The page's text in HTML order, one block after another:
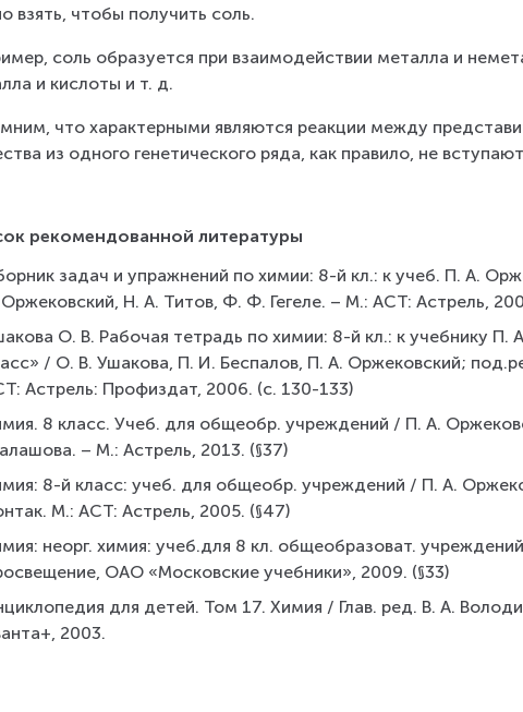
взять, чтобы получить соль.
соль образуется при взаимодействии металла и
и кислоты и т. д.
что характерными являются реакции между
из одного генетического ряда, как правило, не
рекомендованной литературы
задач и упражнений по химии: 8-й кл.: к учеб. П. А.
Н. А. Титов, Ф. Ф. Гегеле. – М.: АСТ: Астрель,
О. В. Рабочая тетрадь по химии: 8-й кл.: к учебнику П.
/ О. В. Ушакова, П. И. Беспалов, П. А. Оржековский;
Астрель: Профиздат, 2006. (с. 130-133)
8 класс. Учеб. для общеобр. учреждений / П. А.
– М.: Астрель, 2013. (§37)
8-й класс: учеб. для общеобр. учреждений / П. А.
М.: АСТ: Астрель, 2005. (§47)
неорг. химия: учеб.для 8 кл. общеобразоват.
ОАО «Московские учебники», 2009. (§33)
для детей. Том 17. Химия / Глав. ред. В. А.
2003.